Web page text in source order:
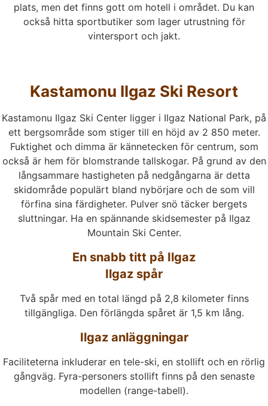
plats, men det finns gott om hotell i området. Du kan
också hitta sportbutiker som lager utrustning för
vintersport och jakt.
Kastamonu Ilgaz Ski Resort
Kastamonu Ilgaz Ski Center ligger i Ilgaz National Park, på
ett bergsområde som stiger till en höjd av 2 850 meter.
Fuktighet och dimma är kännetecken för centrum, som
också är hem för blomstrande tallskogar. På grund av den
långsammare hastigheten på nedgångarna är detta
skidområde populärt bland nybörjare och de som vill
förfina sina färdigheter. Pulver snö täcker bergets
sluttningar. Ha en spännande skidsemester på Ilgaz
Mountain Ski Center.
En snabb titt på Ilgaz
Ilgaz spår
Två spår med en total längd på 2,8 kilometer finns
tillgängliga. Den förlängda spåret är 1,5 km lång.
Ilgaz anläggningar
Faciliteterna inkluderar en tele-ski, en stollift och en rörlig
gångväg. Fyra-personers stollift finns på den senaste
modellen (range-tabell).